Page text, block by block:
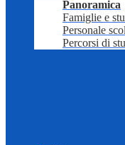
Panoramica
Famiglie e
Personale
Percorsi di